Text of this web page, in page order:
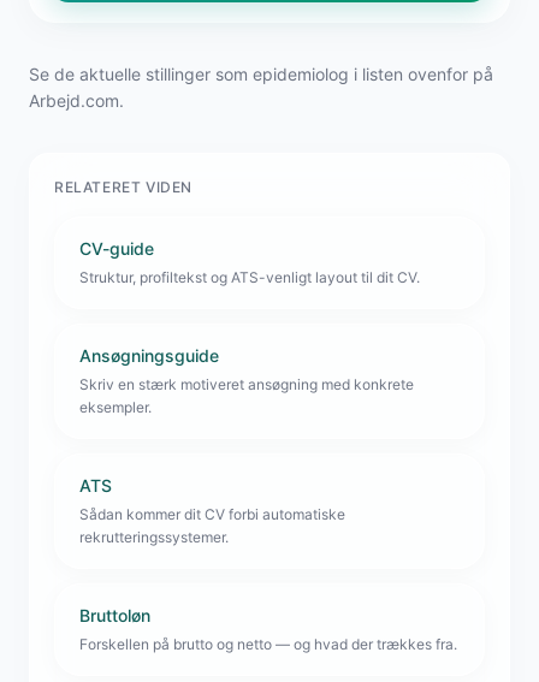
Se de aktuelle stillinger som epidemiolog i listen ovenfor på
Arbejd.com.
RELATERET VIDEN
CV-guide
Struktur, profiltekst og ATS-venligt layout til dit CV.
Ansøgningsguide
Skriv en stærk motiveret ansøgning med konkrete
eksempler.
ATS
Sådan kommer dit CV forbi automatiske
rekrutteringssystemer.
Bruttoløn
Forskellen på brutto og netto — og hvad der trækkes fra.